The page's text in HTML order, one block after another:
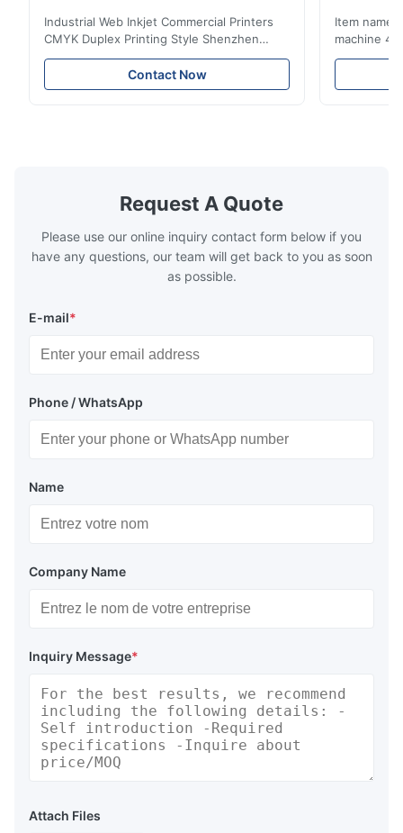
Industrial Web Inkjet Commercial Printers
CMYK Duplex Printing Style Shenzhen
Yintech Co.,LTD is a modern high-tech
enterprise specialized in pre-press plate
making equipment, integrating design, R&D,
UV plate making machine Flexo plate
making machine Monochrome / Dual
Contact Now
Item name
machine 4-
max format
choose
Request A Quote
Please use our online inquiry contact form below if you
have any questions, our team will get back to you as soon
as possible.
E-mail*
Phone / WhatsApp
Name
Company Name
Inquiry Message*
Attach Files